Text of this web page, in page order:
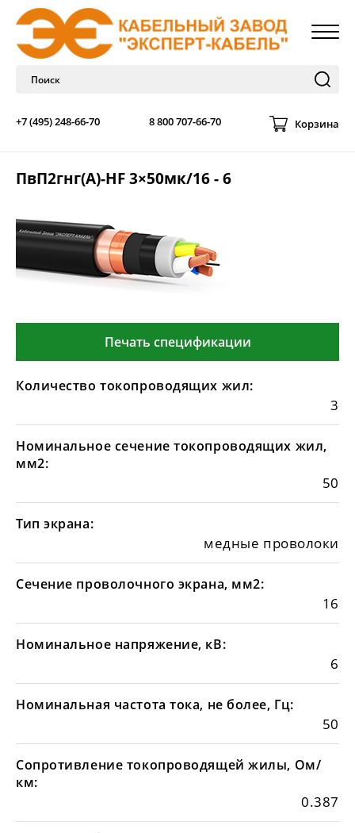
+7 (495) 248-66-70 8 800 707-66-70 Корзина
ПвП2гнг(А)-HF 3×50мк/16 - 6
Печать спецификации
Количество токопроводящих жил:
3
Номинальное сечение токопроводящих жил,
мм2:
50
Тип экрана:
медные проволоки
Сечение проволочного экрана, мм2:
16
Номинальное напряжение, кВ:
6
Номинальная частота тока, не более, Гц:
50
Сопротивление токопроводящей жилы, Ом/
км:
0.387